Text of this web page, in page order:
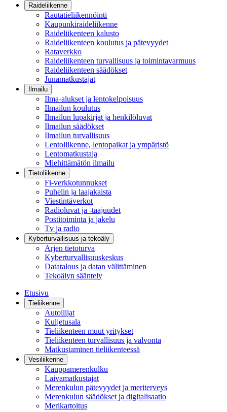
Raideliikenne
Rautatieliikennöinti
Kaupunkiraideliikenne
Raideliikenteen kalusto
Raideliikenteen koulutus ja pätevyydet
Rataverkko
Raideliikenteen turvallisuus ja toimintavarmuus
Raideliikenteen säädökset
Junamatkustajat
Ilmailu
Ilma-alukset ja lentokelpoisuus
Ilmailun koulutus
Ilmailun lupakirjat ja henkilöluvat
Ilmailun säädökset
Ilmailun turvallisuus
Lentoliikenne, lentopaikat ja ympäristö
Lentomatkustaja
Miehittämätön ilmailu
Tietoliikenne
Fi-verkkotunnukset
Puhelin ja laajakaista
Viestintäverkot
Radioluvat ja -taajuudet
Postitoiminta ja jakelu
Tv ja radio
Kyberturvallisuus ja tekoäly
Arjen tietoturva
Kyberturvallisuuskeskus
Datatalous ja datan välittäminen
Tekoälyn sääntely
Etusivu
Tieliikenne
Autoilijat
Kuljetusala
Tieliikenteen muut yritykset
Tieliikenteen turvallisuus ja valvonta
Matkustaminen tieliikenteessä
Vesiliikenne
Kauppamerenkulku
Laivamatkustajat
Merenkulun pätevyydet ja meriterveys
Merenkulun säädökset ja digitalisaatio
Merikartoitus